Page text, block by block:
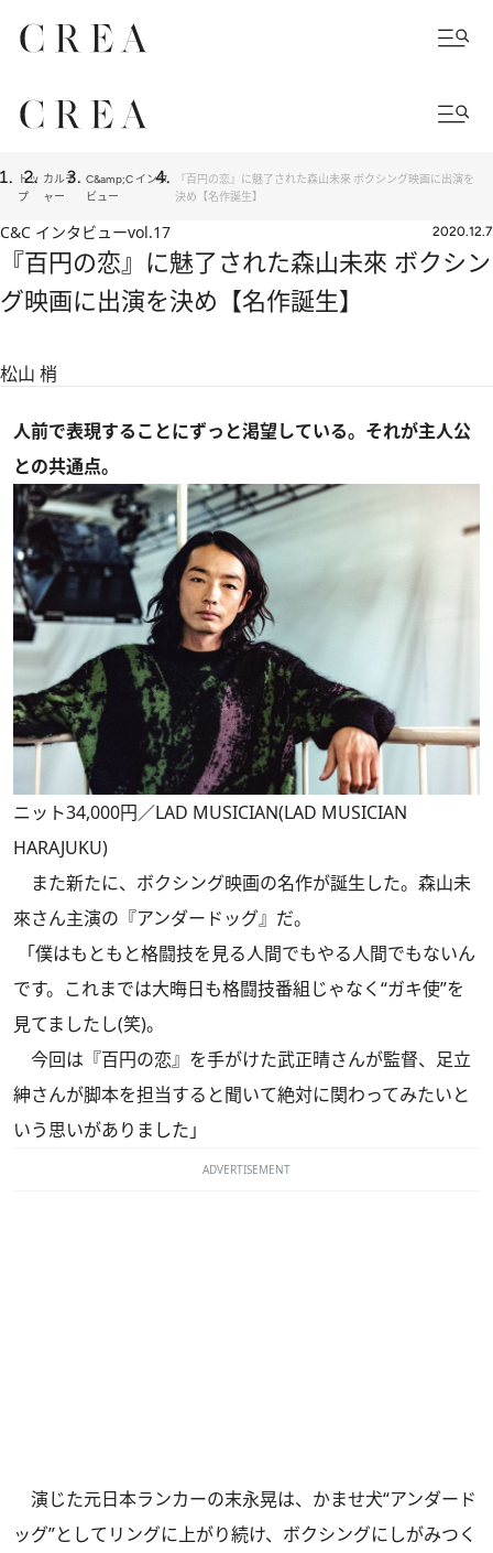
トッ
プ
カルチ
ャー
C&amp;C インタ
ビュー
『百円の恋』に魅了された森山未來 ボクシング映画に出演を
決め【名作誕生】
C&C インタビューvol.17 2020.12.7
『百円の恋』に魅了された森山未來 ボクシン
グ映画に出演を決め【名作誕生】
松山 梢
人前で表現することにずっと渇望している。それが主人公
との共通点。
ニット34,000円／LAD MUSICIAN(LAD MUSICIAN
HARAJUKU)
また新たに、ボクシング映画の名作が誕生した。森山未
來さん主演の『アンダードッグ』だ。
「僕はもともと格闘技を見る人間でもやる人間でもないん
です。これまでは大晦日も格闘技番組じゃなく“ガキ使”を
見てましたし(笑)。
今回は『百円の恋』を手がけた武正晴さんが監督、足立
紳さんが脚本を担当すると聞いて絶対に関わってみたいと
いう思いがありました」
ADVERTISEMENT
演じた元日本ランカーの末永晃は、かませ犬“アンダード
ッグ”としてリングに上がり続け、ボクシングにしがみつく